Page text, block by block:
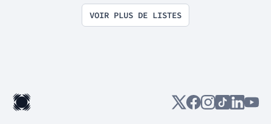
VOIR PLUS DE LISTES